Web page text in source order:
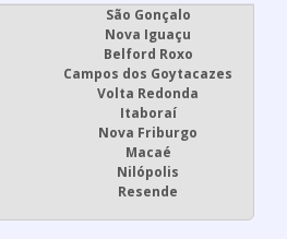
São Gonçalo
Nova Iguaçu
Belford Roxo
Campos dos Goytacazes
Volta Redonda
Itaboraí
Nova Friburgo
Macaé
Nilópolis
Resende